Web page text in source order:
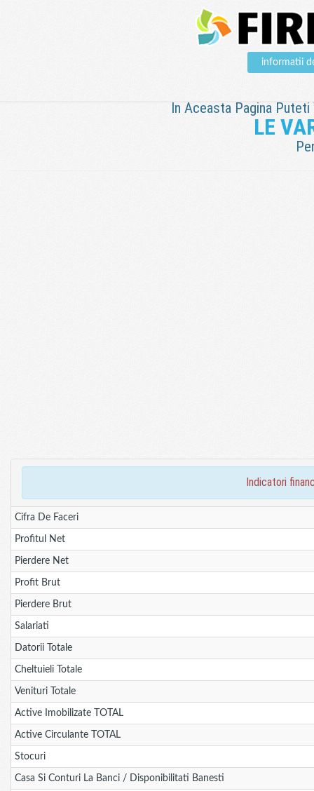
informatii
In Aceasta Pagina
LE
indicatori
Cifra De Faceri
Profitul Net
Pierdere Net
Profit Brut
Pierdere Brut
Salariati
Datorii Totale
Cheltuieli Totale
Venituri Totale
Active Imobilizate TOTAL
Active Circulante TOTAL
Stocuri
Casa Si Conturi La Banci / Disponibilitati Banesti